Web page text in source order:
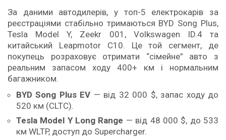
За даними автодилерів, у топ-5 електрокарів за
реєстраціями стабільно тримаються BYD Song Plus,
Tesla Model Y, Zeekr 001, Volkswagen ID.4 та
китайський Leapmotor C10. Це той сегмент, де
покупець розраховує отримати “сімейне” авто з
реальним запасом ходу 400+ км і нормальним
багажником.
BYD Song Plus EV — від 32 000 $, запас ходу до
520 км (CLTC).
Tesla Model Y Long Range — від 48 000 $, до 533
км WLTP, доступ до Supercharger.